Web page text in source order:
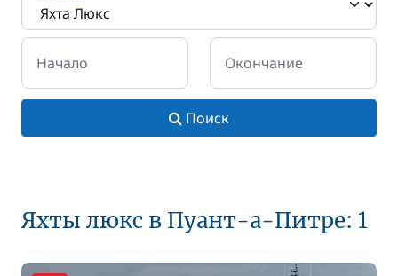
Начало Окончание
Поиск
Яхты люкс в Пуант-а-Питре: 1